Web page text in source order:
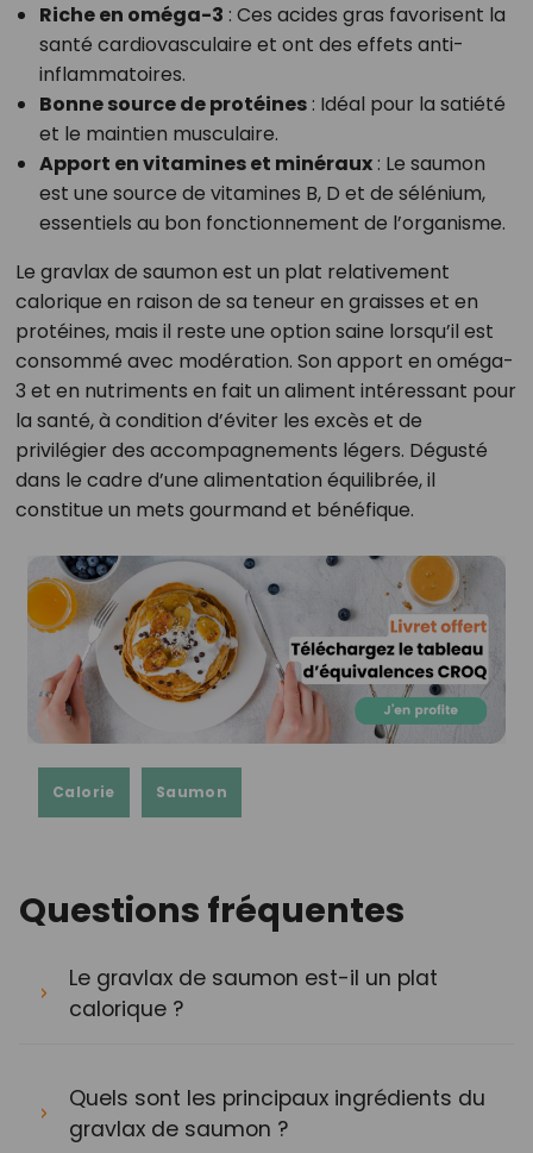
Riche en oméga-3 : Ces acides gras favorisent la
santé cardiovasculaire et ont des effets anti-
inflammatoires.
Bonne source de protéines: Idéal pour la satiété
et le maintien musculaire.
Apport en vitamines et minéraux: Le saumon
est une source de vitamines B, D et de sélénium,
essentiels au bon fonctionnement de l’organisme.
Le gravlax de saumon est un plat relativement
calorique en raison de sa teneur en graisses et en
protéines, mais il reste une option saine lorsqu’il est
consommé avec modération. Son apport en oméga-
3 et en nutriments en fait un aliment intéressant pour
la santé, à condition d’éviter les excès et de
privilégier des accompagnements légers. Dégusté
dans le cadre d’une alimentation équilibrée, il
constitue un mets gourmand et bénéfique.
Calorie Saumon
Questions fréquentes
Le gravlax de saumon est-il un plat
calorique ?
Quels sont les principaux ingrédients du
gravlax de saumon ?